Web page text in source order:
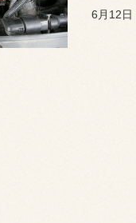
6月12日